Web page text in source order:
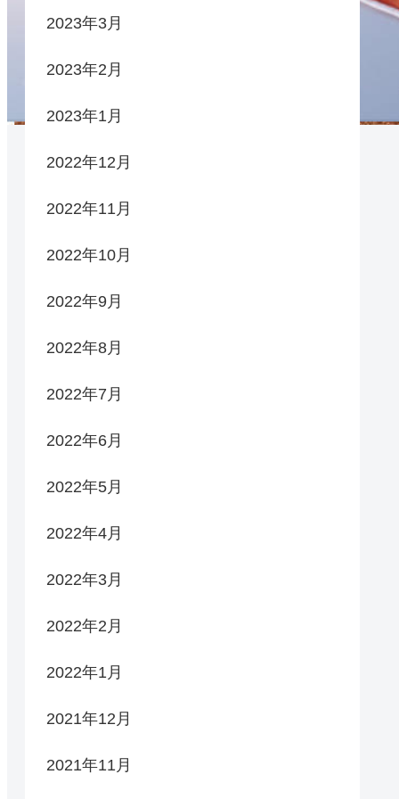
2023年3月
2023年2月
2023年1月
2022年12月
2022年11月
2022年10月
2022年9月
2022年8月
2022年7月
2022年6月
2022年5月
2022年4月
2022年3月
2022年2月
2022年1月
2021年12月
2021年11月